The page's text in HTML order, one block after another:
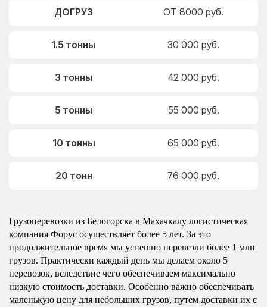
ДОГРУЗ ОТ 8000 руб.
1.5 тонны 30 000 руб.
3 тонны 42 000 руб.
5 тонны 55 000 руб.
10 тонны 65 000 руб.
20 тонн 76 000 руб.
Грузоперевозки из Белогорска в Махачкалу логистическая
компания Форус осуществляет более 5 лет. За это
продолжительное время мы успешно перевезли более 1 млн
грузов. Практически каждый день мы делаем около 5
перевозок, вследствие чего обеспечиваем максимально
низкую стоимость доставки. Особенно важно обеспечивать
маленькую цену для небольших грузов, путем доставки их с